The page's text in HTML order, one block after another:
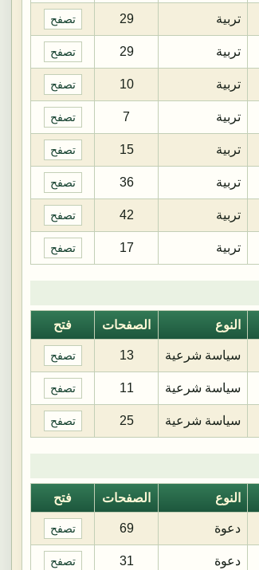
تربية 29 تصفح
تربية 29 تصفح
تربية 10 تصفح
تربية 7 تصفح
تربية 15 تصفح
تربية 36 تصفح
تربية 42 تصفح
تربية 17 تصفح
النوع الصفحات فتح
سياسة شرعية 13 تصفح
سياسة شرعية 11 تصفح
سياسة شرعية 25 تصفح
النوع الصفحات فتح
دعوة 69 تصفح
دعوة 31 تصفح